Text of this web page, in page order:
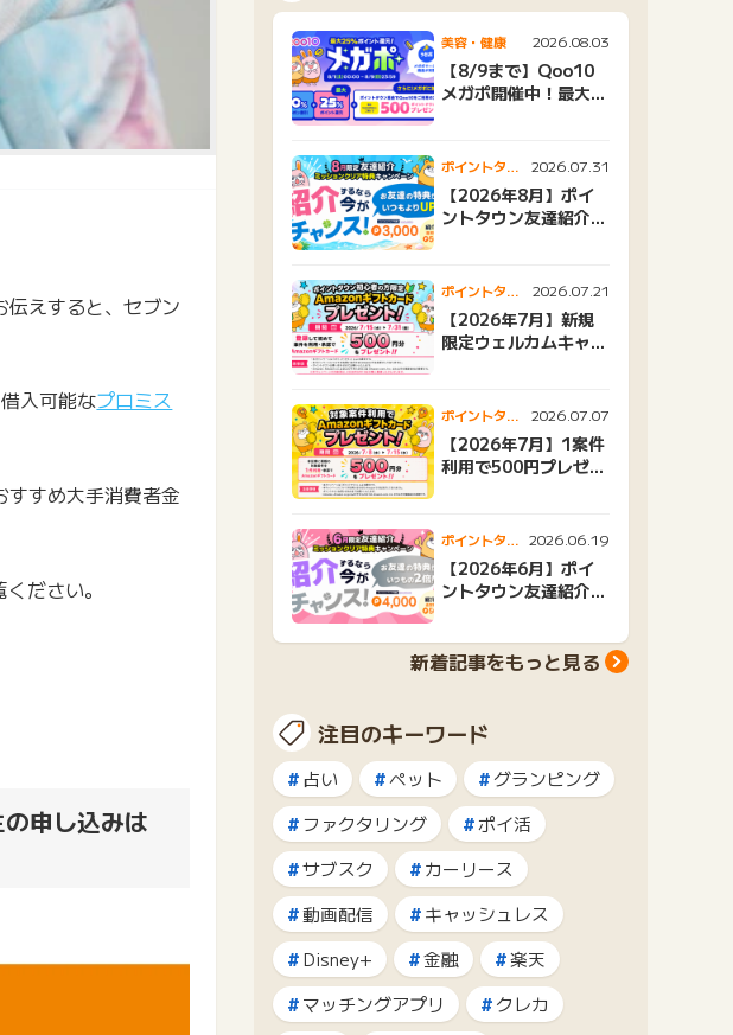
伝えすると、セブン
入可能なプロミス
すめ大手消費者金
ださい。
申し込みは
美容・健康 2026.08.03
【8/9まで】Qoo10
メガポ開催中！最大
ポイントタウ
ンニュース
2026.07.31
【2026年8月】ポイ
ントタウン友達紹介キ
ポイントタウ
ンニュース
2026.07.21
【2026年7月】新規
限定ウェルカムキャン
ポイントタウ
ンニュース
2026.07.07
【2026年7月】1案件
利用で500円プレゼン
ポイントタウ
ンニュース
2026.06.19
【2026年6月】ポイ
ントタウン友達紹介キ
新着記事をもっと見る
注目のキーワード
占い ペット
グランピング
ファクタリング
ポイ活
サブスク
カーリース
動画配信
キャッシュレス
Disney+
金融
楽天
マッチングアプリ
クレカ